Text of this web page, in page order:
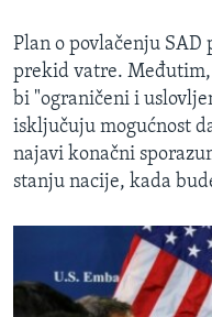
Plan o povlačenju
prekid vatre.
bi "ograničeni i
isključuju mogućnost
najavi konačni
stanju nacije, kada